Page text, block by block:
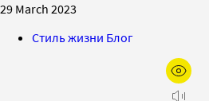
29 March 2023
Стиль жизни Блог